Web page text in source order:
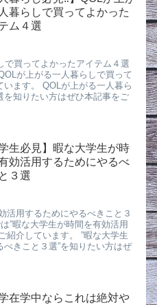
暮らしで買ってよかった
ム４選
で買ってよかったアイテム４選
が上がる一人暮らしで買って
ます。 QOLが上がる一人暮ら
を知りたい方はぜひ本記事をご
学生必見】暇な大学生が時
効活用するためにやるべ
３選
活用するためにやるべきこと３
”暇な大学生が時間を有効活用
紹介しています。 ”暇な大学生
きこと３選”を知りたい方はぜ
学在学中ならこれは絶対や